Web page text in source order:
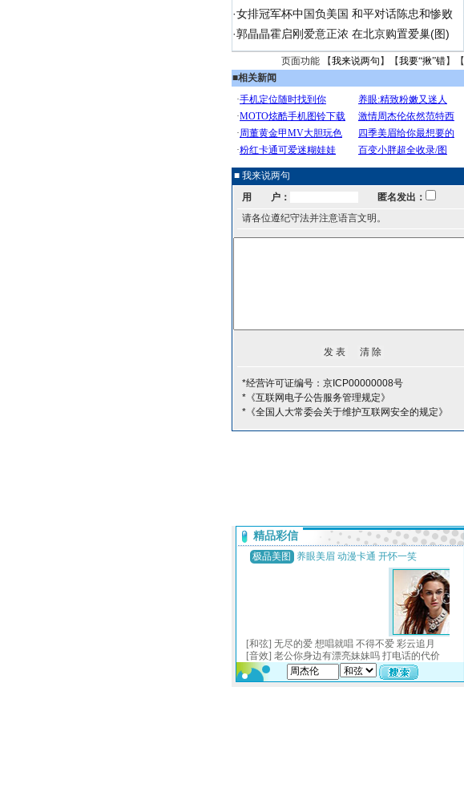
·女排冠军杯中国负美国 和平对话陈忠和惨败
·郭晶晶霍启刚爱意正浓 在北京购置爱巢(图)
页面功能 【我来说两句 】【我要“揪”错】【
■相关新闻
■ 我来说两句
用 户：
匿名发出：
请各位遵纪守法并注意语言文明。
*经营许可证编号：京ICP00000008号
*《互联网电子公告服务管理规定》
*《全国人大常委会关于维护互联网安全的规定》